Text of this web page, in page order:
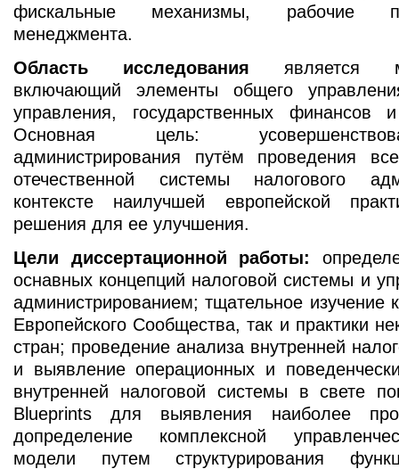
фискальные механизмы, рабочие
менеджмента.
Область исследования является
включающий элементы общего
управления, государственных финансов
Основная цель:
администрирования путём проведения
отечественной системы налогового
контексте наилучшей европейской
решения для ее улучшения.
Цели диссертационной работы:
оснавных концепций налоговой системы и
администрированием; тщательное изучение
Европейского Сообщества, так и практики
стран; проведение анализа внутренней
и выявление операционных и
внутренней налоговой системы в свете
Blueprints для выявления наиболее
допределение комплексной
модели путем структурирования